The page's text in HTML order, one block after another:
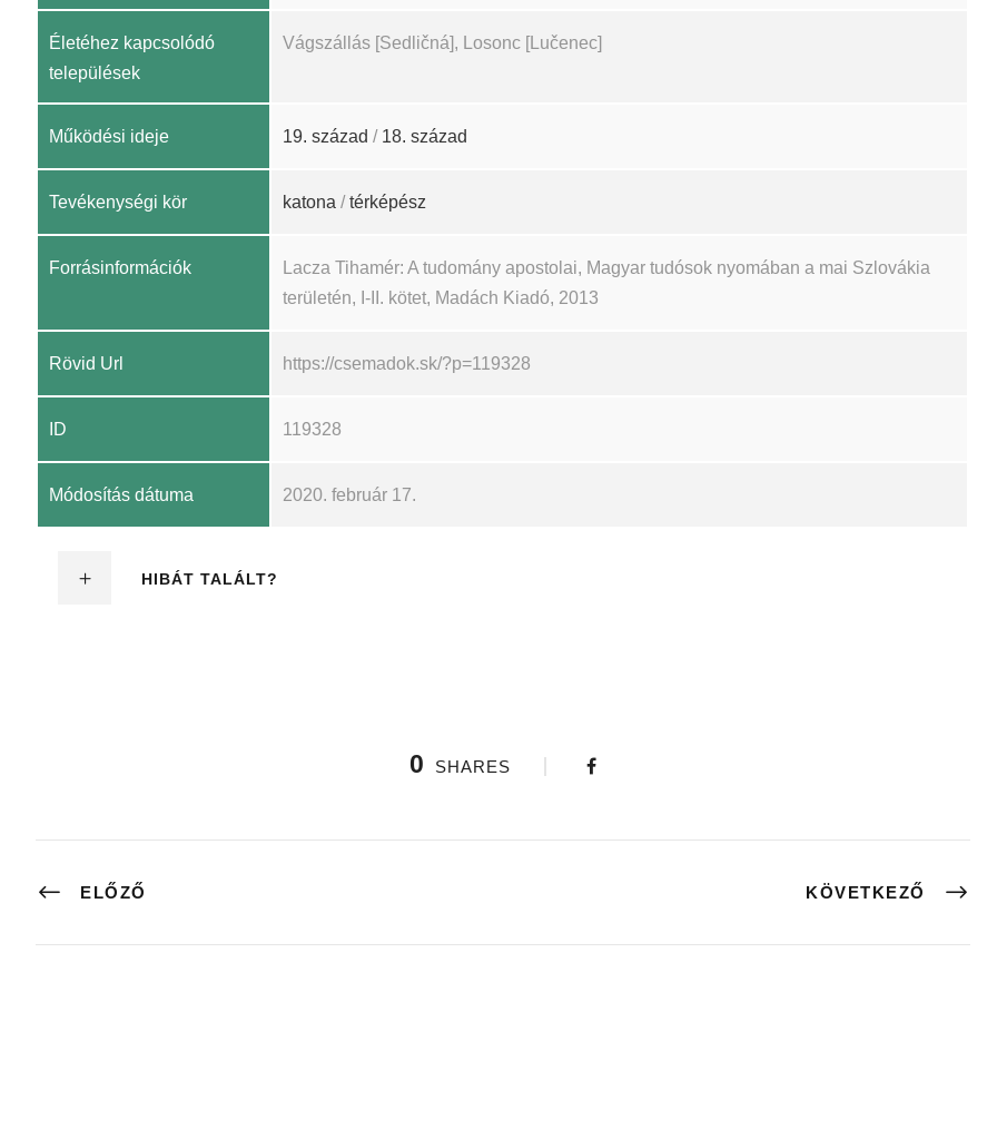
Életéhez kapcsolódó
települések
Vágszállás [Sedličná], Losonc [Lučenec]
Működési ideje 19. század / 18. század
Tevékenységi kör katona /térképész
Forrásinformációk
Lacza Tihamér: A tudomány apostolai, Magyar tudósok nyomában a mai Szlovákia
területén, I-II. kötet, Madách Kiadó, 2013
Rövid Url https://csemadok.sk/?p=119328
ID 119328
Módosítás dátuma 2020. február 17.
HIBÁT TALÁLT?
0 SHARES
ELŐZŐ KÖVETKEZŐ